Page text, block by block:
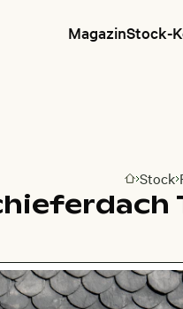
MagazinStock-
Zur
Stock